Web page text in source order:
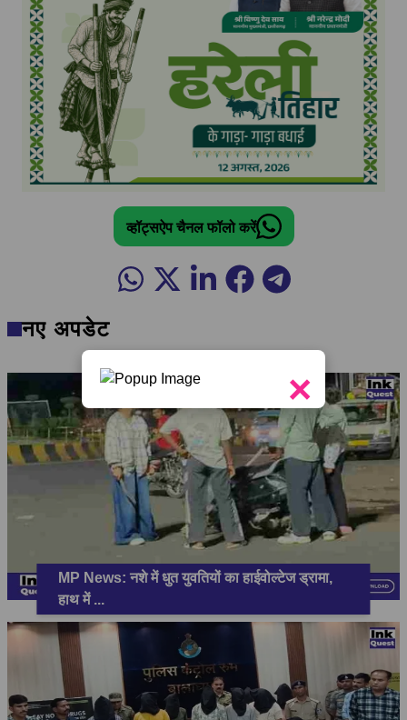
×
व्हॉट्सऐप चैनल फॉलो करें
नए अपडेट
MP News: नशे में धुत युवतियों का हाईवोल्टेज ड्रामा,
हाथ में ...